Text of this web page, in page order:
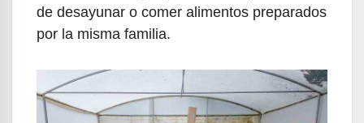
de desayunar o comer alimentos preparados
por la misma familia.